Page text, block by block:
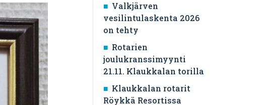
Valkjärven
vesilintulaskenta 2026
on tehty
Rotarien
joulukranssimyynti
21.11. Klaukkalan torilla
Klaukkalan rotarit
Röykkä Resortissa